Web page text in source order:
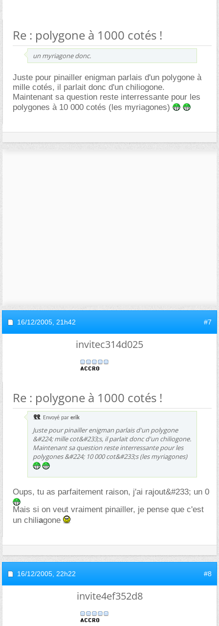
Re : polygone à 1000 cotés !
un myriagone donc.
Juste pour pinailler enigman parlais d'un polygone à
mille cotés, il parlait donc d'un chiliogone.
Maintenant sa question reste interressante pour les
polygones à 10 000 cotés (les myriagones)
16/12/2005, 21h42 #7
invitec314d025
Re : polygone à 1000 cotés !
Envoyé par erik
Juste pour pinailler enigman parlais d'un polygone
&#224; mille cot&#233;s, il parlait donc d'un chiliogone.
Maintenant sa question reste interressante pour les
polygones &#224; 10 000 cot&#233;s (les myriagones)
Oups, tu as parfaitement raison, j'ai rajout&#233; un 0
Mais si on veut vraiment pinailler, je pense que c'est
un chiliagone
16/12/2005, 22h22 #8
invite4ef352d8